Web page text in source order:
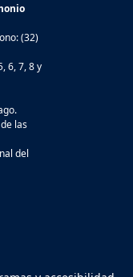
(32)
6, 7, 8 y
las
del